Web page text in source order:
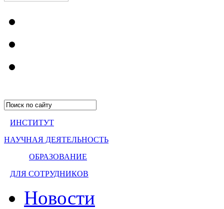
ИНСТИТУТ
НАУЧНАЯ ДЕЯТЕЛЬНОСТЬ
ОБРАЗОВАНИЕ
ДЛЯ СОТРУДНИКОВ
Новости